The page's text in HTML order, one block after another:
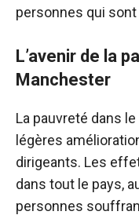
personnes qui
L’avenir de la
Manchester
La pauvreté dans
légères
dirigeants. Les
dans tout le pays,
personnes